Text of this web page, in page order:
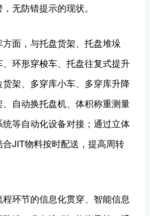
无防错提示的现状。
面，与托盘货架、托盘堆垛
环形穿梭车、托盘往复式提升
架、多穿库小车、多穿库升降
自动换托盘机、体积称重测量
等自动化设备对接；通过立体
JIT物料按时配送，提高周转
环节的信息化贯穿、智能信息